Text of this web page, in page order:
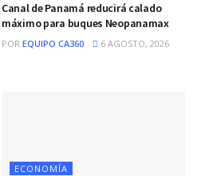
Canal de Panamá reducirá calado
máximo para buques Neopanamax
POR EQUIPO CA360 6 AGOSTO, 2026
ECONOMÍA